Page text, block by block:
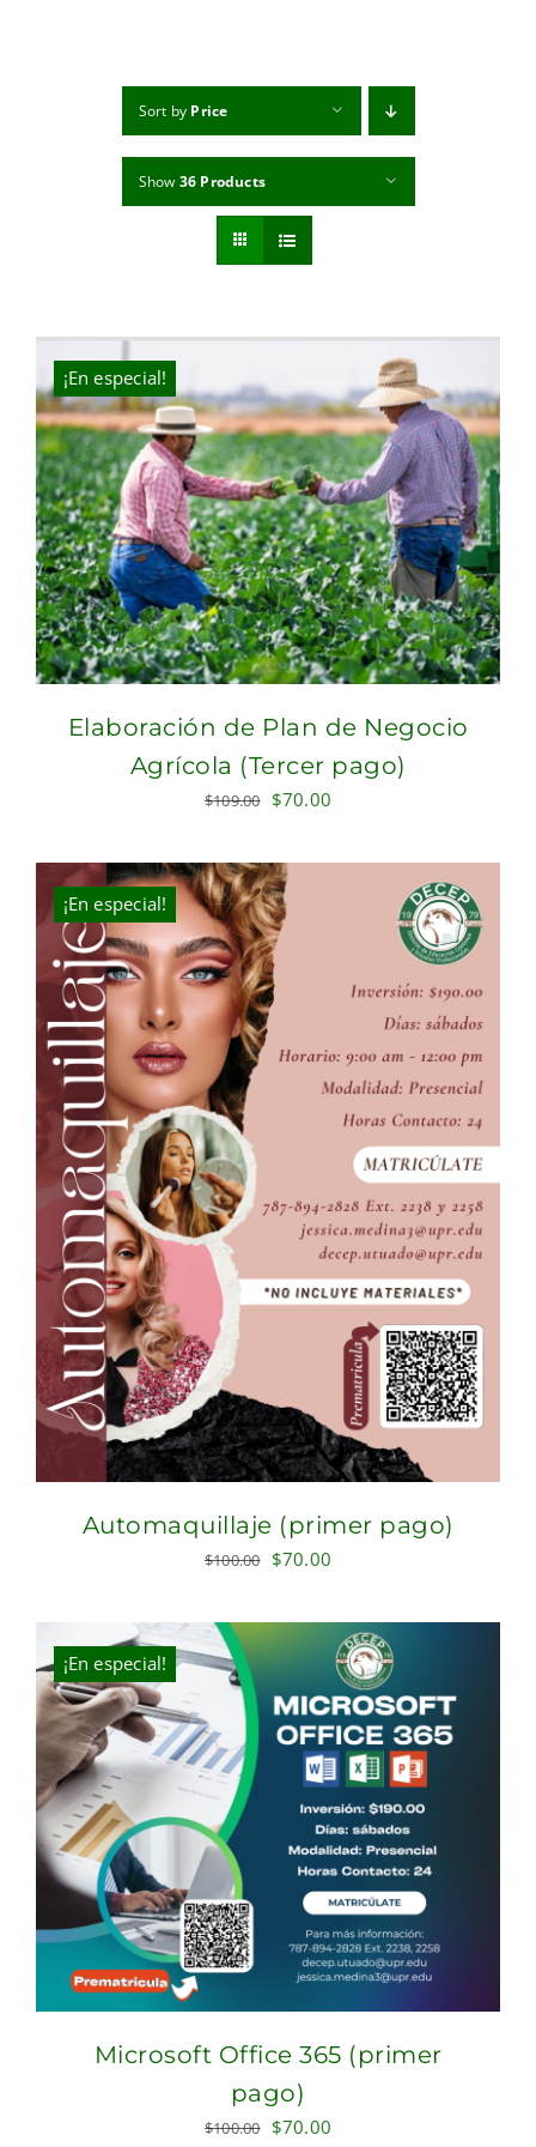
Sort by Price
Show 36 Products
¡En especial!
Elaboración de Plan de Negocio
Agrícola (Tercer pago)
$109.00 Original
was:
$109.00.
$70.00
is:
¡En especial!
Automaquillaje (primer pago)
$100.00 Original
was:
$100.00.
$70.00
is:
$70.00.
¡En especial!
Microsoft Office 365 (primer
pago)
$100.00 Original
$70.00